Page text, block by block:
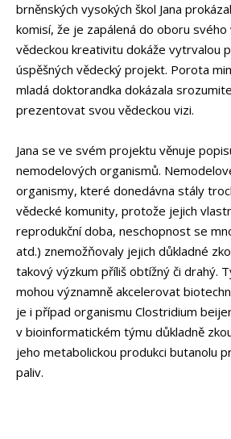
brněnských vysokých škol Jana
komisí, že je zapálená do oboru svého
vědeckou kreativitu dokáže vytrvalou
úspěšných vědecký projekt. Porota
mladá doktorandka dokázala
prezentovat svou vědeckou vizi.
Jana se ve svém projektu věnuje
nemodelových organismů.
organismy, které donedávna stály
vědecké komunity, protože jejich
reprodukční doba, neschopnost se
atd.) znemožňovaly jejich důkladné
takový výzkum příliš obtížný či drahý.
mohou významně akcelerovat
je i případ organismu Clostridium
v bioinformatickém týmu důkladně
jeho metabolickou produkci butanolu
paliv.